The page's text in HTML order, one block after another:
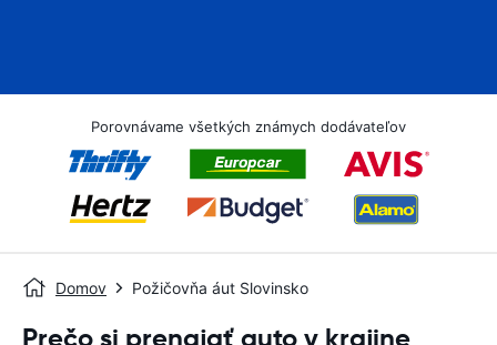
Porovnávame všetkých známych dodávateľov
Domov Požičovňa áut Slovinsko
Prečo si prenajať auto v krajine